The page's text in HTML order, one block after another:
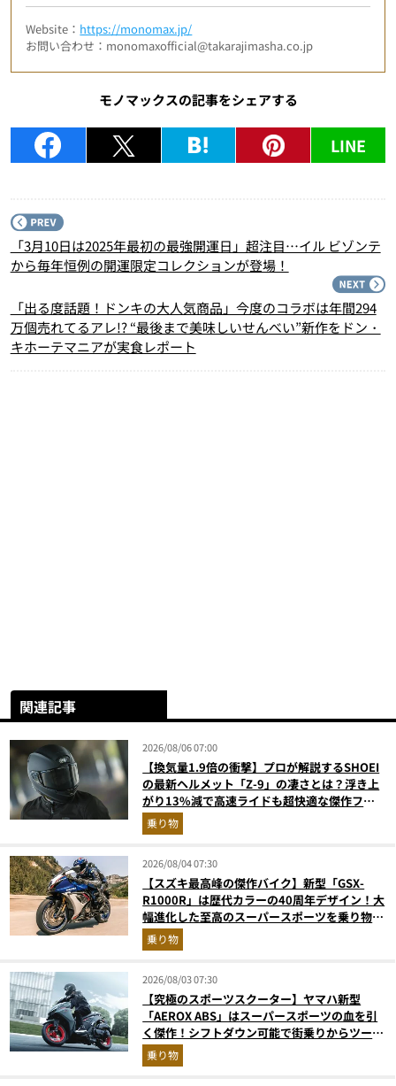
Website： https://monomax.jp/
お問い合わせ：monomaxofficial@takarajimasha.co.jp
モノマックスの記事をシェアする
LINE
「3月10日は2025年最初の最強開運日」超注目…イル ビゾンテ
から毎年恒例の開運限定コレクションが登場！
「出る度話題！ドンキの大人気商品」今度のコラボは年間294
万個売れてるアレ!? “最後まで美味しいせんべい”新作をドン・
キホーテマニアが実食レポート
関連記事
2026/08/06 07:00
【換気量1.9倍の衝撃】プロが解説するSHOEI
の最新ヘルメット「Z-9」の凄さとは？浮き上
がり13%減で高速ライドも超快適な傑作フル
フェイス
乗り物
2026/08/04 07:30
【スズキ最高峰の傑作バイク】新型「GSX-
R1000R」は歴代カラーの40周年デザイン！大
幅進化した至高のスーパースポーツを乗り物ラ
イターが解説
乗り物
2026/08/03 07:30
【究極のスポーツスクーター】ヤマハ新型
「AEROX ABS」はスーパースポーツの血を引
く傑作！シフトダウン可能で街乗りからツーリ
ングまで最強
乗り物